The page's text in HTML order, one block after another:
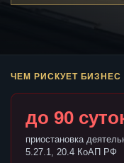
ЧЕМ РИСКУЕТ
до 90
приостановка
5.27.1, 20.4 КоАП РФ